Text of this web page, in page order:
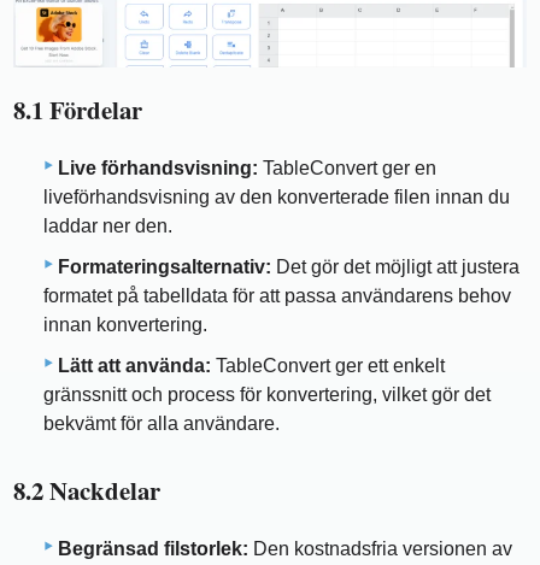
8.1 Fördelar
Live förhandsvisning: TableConvert ger en
liveförhandsvisning av den konverterade filen innan du
laddar ner den.
Formateringsalternativ: Det gör det möjligt att justera
formatet på tabelldata för att passa användarens behov
innan konvertering.
Lätt att använda: TableConvert ger ett enkelt
gränssnitt och process för konvertering, vilket gör det
bekvämt för alla användare.
8.2 Nackdelar
Begränsad filstorlek: Den kostnadsfria versionen av